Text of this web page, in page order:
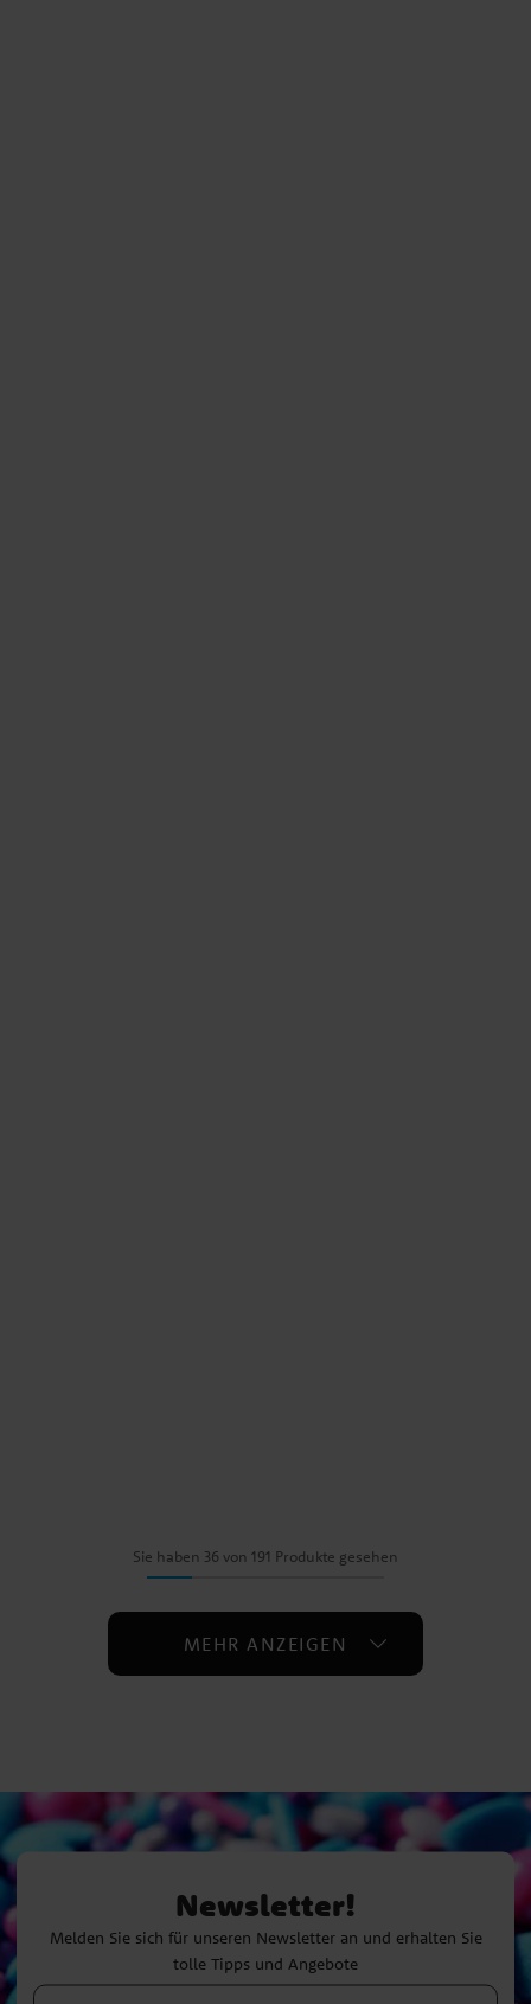
Sie haben 36 von 191 Produkte gesehen
MEHR ANZEIGEN
Newsletter!
Melden Sie sich für unseren Newsletter an und erhalten Sie
tolle Tipps und Angebote